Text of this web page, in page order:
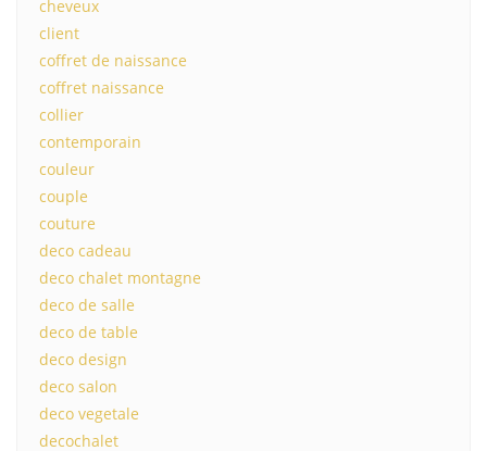
cheveux
client
coffret de naissance
coffret naissance
collier
contemporain
couleur
couple
couture
deco cadeau
deco chalet montagne
deco de salle
deco de table
deco design
deco salon
deco vegetale
decochalet